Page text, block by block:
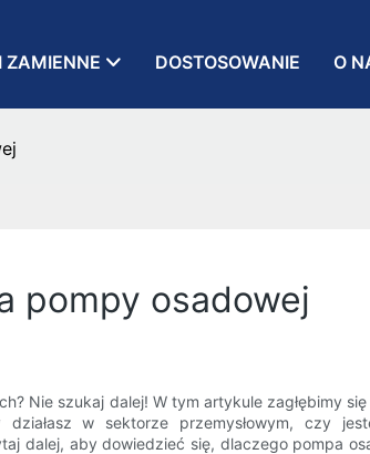
ZAMIENNE DOSTOSOWANIE O
pompy osadowej
Nie szukaj dalej! W tym artykule zagłębimy
w sektorze przemysłowym, czy
dalej, aby dowiedzieć się, dlaczego pompa